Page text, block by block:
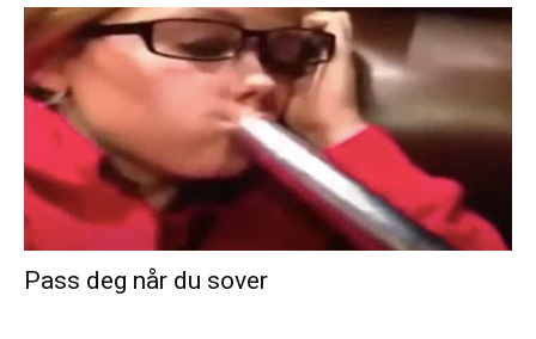
Pass deg når du sover